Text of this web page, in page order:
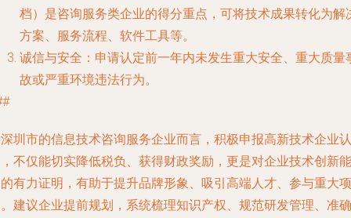
档）是咨询服务类企业的得分重点，可将技术成果转化为解
方案、服务流程、软件工具等。
诚信与安全 ：申请认定前一年内未发生重大安全、重大质量
故或严重环境违法行为。
圳市的信息技术咨询服务企业而言，积极申报高新技术企业认
不仅能切实降低税负、获得财政奖励，更是对企业技术创新能
有力证明，有助于提升品牌形象、吸引高端人才、参与重大项
建议企业提前规划，系统梳理知识产权、规范研发管理、准确